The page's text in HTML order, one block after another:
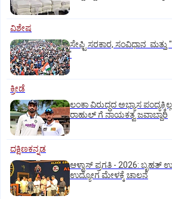
ವಿಶೇಷ
ಸೇಫ್ಟಿ ಸರಕಾರ, ಸಂವಿಧಾನ ಮತ್ತು
'
ಕ್ರೀಡೆ
ಲಂಕಾ ವಿರುದ್ಧದ ಅಭ್ಯಾಸ
ರಾಹುಲ್‌ ಗೆ ನಾಯಕತ್ವ ಜವಾಬ್ದಾರಿ
ದಕ್ಷಿಣಕನ್ನಡ
ಆಳ್ವಾಸ್‌ ಪ್ರಗತಿ - 2026: ಬೃಹತ್
ಉದ್ಯೋಗ ಮೇಳಕ್ಕೆ ಚಾಲನೆ